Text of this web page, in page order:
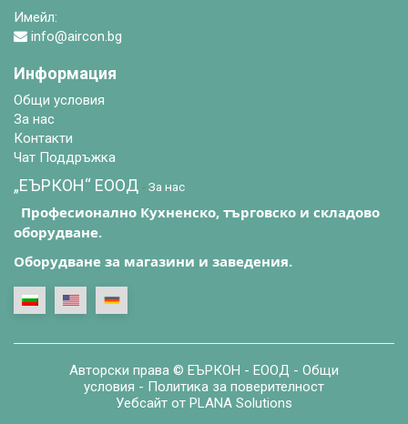
Имейл:
info@aircon.bg
Информация
Общи условия
За нас
Контакти
Чат Поддръжка
„ЕЪРКОН“ EООД - За нас
Професионално Кухненско, търговско и складово
оборудване.
Оборудване за магазини и заведения.
Авторски права © ЕЪРКОН - ЕООД - Общи
условия - Политика за поверителност
Уебсайт от PLANA Solutions